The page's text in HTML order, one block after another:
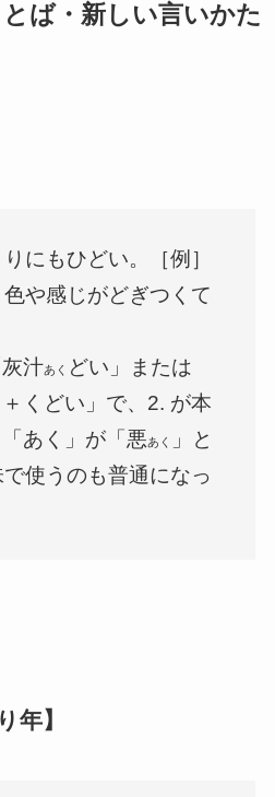
ば・新しい言いかた
にもひどい。［例］
や感じがどぎつくて
灰汁あく どい」または
＋くどい」で、2. が本
あく」が「悪あく
」と
使うのも普通になっ
年】